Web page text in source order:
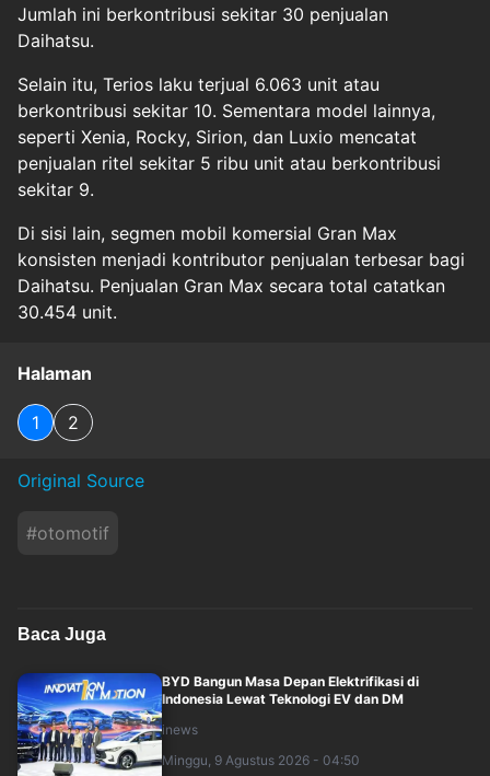
Jumlah ini berkontribusi sekitar 30 penjualan
Daihatsu.
Selain itu, Terios laku terjual 6.063 unit atau
berkontribusi sekitar 10. Sementara model lainnya,
seperti Xenia, Rocky, Sirion, dan Luxio mencatat
penjualan ritel sekitar 5 ribu unit atau berkontribusi
sekitar 9.
Di sisi lain, segmen mobil komersial Gran Max
konsisten menjadi kontributor penjualan terbesar bagi
Daihatsu. Penjualan Gran Max secara total catatkan
30.454 unit.
Halaman
1 2
Original Source
#otomotif
Baca Juga
BYD Bangun Masa Depan Elektrifikasi di
Indonesia Lewat Teknologi EV dan DM
inews
Minggu, 9 Agustus 2026 - 04:50